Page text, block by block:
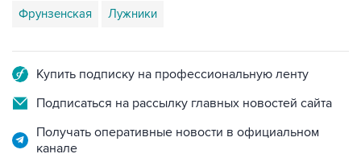
Подписаться на рассылку главных новостей сайта
Получать оперативные новости в официальном